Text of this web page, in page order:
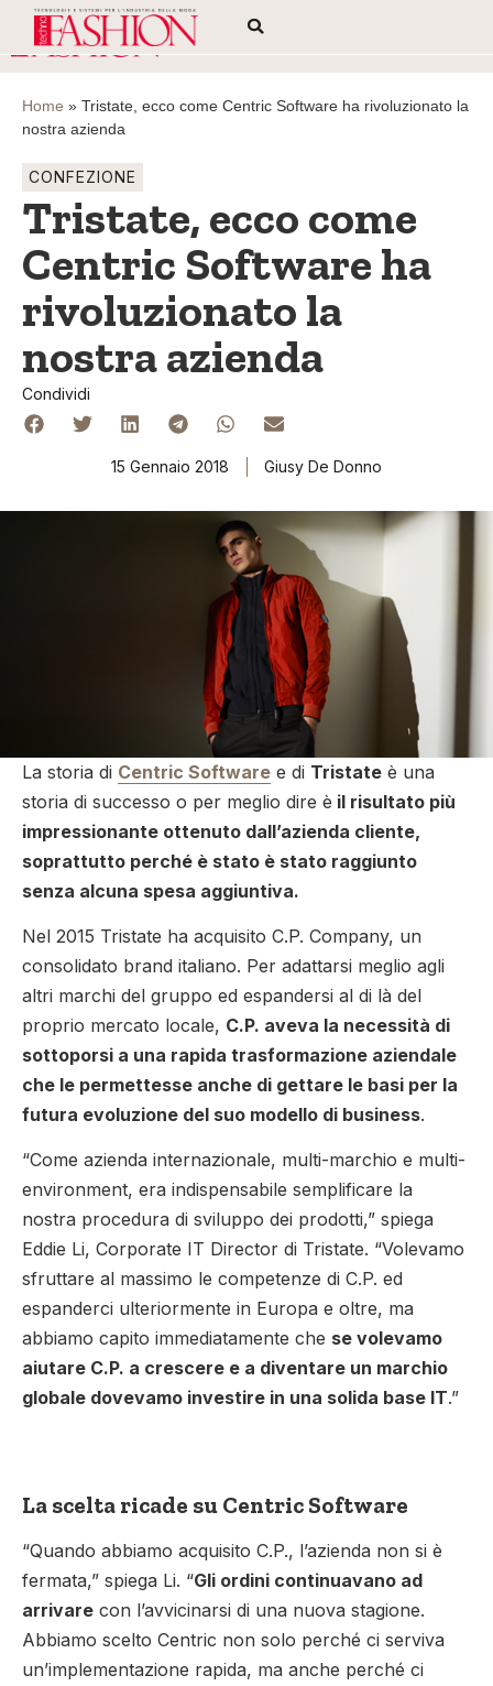
Home » Tristate, ecco come Centric Software ha rivoluzionato la
nostra azienda
CONFEZIONE
Tristate, ecco come
Centric Software ha
rivoluzionato la
nostra azienda
Condividi
15 Gennaio 2018 Giusy De Donno
La storia di Centric Software e di Tristate è una
storia di successo o per meglio dire è il risultato più
impressionante ottenuto dall’azienda cliente,
soprattutto perché è stato è stato raggiunto
senza alcuna spesa aggiuntiva.
Nel 2015 Tristate ha acquisito C.P. Company, un
consolidato brand italiano. Per adattarsi meglio agli
altri marchi del gruppo ed espandersi al di là del
proprio mercato locale, C.P. aveva la necessità di
sottoporsi a una rapida trasformazione aziendale
che le permettesse anche di gettare le basi per la
futura evoluzione del suo modello di business.
“Come azienda internazionale, multi-marchio e multi-
environment, era indispensabile semplificare la
nostra procedura di sviluppo dei prodotti,” spiega
Eddie Li, Corporate IT Director di Tristate. “Volevamo
sfruttare al massimo le competenze di C.P. ed
espanderci ulteriormente in Europa e oltre, ma
abbiamo capito immediatamente che se volevamo
aiutare C.P. a crescere e a diventare un marchio
globale dovevamo investire in una solida base IT.”
La scelta ricade su Centric Software
“Quando abbiamo acquisito C.P., l’azienda non si è
fermata,” spiega Li. “Gli ordini continuavano ad
arrivare con l’avvicinarsi di una nuova stagione.
Abbiamo scelto Centric non solo perché ci serviva
un’implementazione rapida, ma anche perché ci